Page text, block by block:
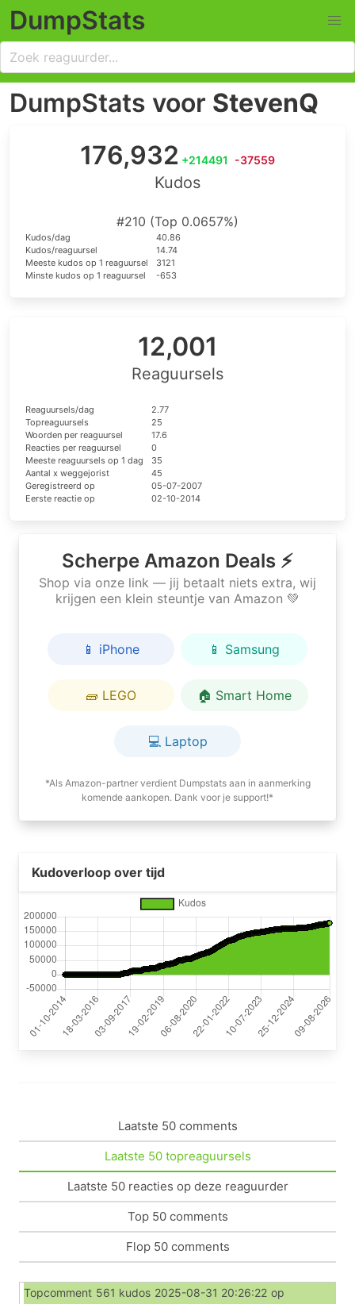
DumpStats
DumpStats voor StevenQ
176,932 +214491 -37559
Kudos
#210 (Top 0.0657%)
Kudos/dag
40.86
Kudos/reaguursel
14.74
Meeste kudos op 1 reaguursel
3121
Minste kudos op 1 reaguursel
-653
12,001
Reaguursels
Reaguursels/dag
2.77
Topreaguursels
25
Woorden per reaguursel
17.6
Reacties per reaguursel
0
Meeste reaguursels op 1 dag
35
Aantal x weggejorist
45
Geregistreerd op
05-07-2007
Eerste reactie op
02-10-2014
Scherpe Amazon Deals ⚡
Shop via onze link — jij betaalt niets extra, wij
krijgen een klein steuntje van Amazon 💚
📱 iPhone 📱 Samsung
🧱 LEGO 🏠 Smart Home
💻 Laptop
*Als Amazon-partner verdient Dumpstats aan in aanmerking
komende aankopen. Dank voor je support!*
Kudoverloop over tijd
Laatste 50 comments
Laatste 50 topreaguursels
Laatste 50 reacties op deze reaguurder
Top 50 comments
Flop 50 comments
Topcomment 561 kudos 2025-08-31 20:26:22 op